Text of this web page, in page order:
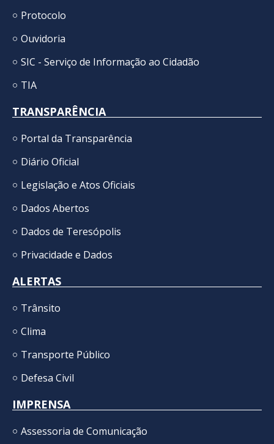
Protocolo
Ouvidoria
SIC - Serviço de Informação ao Cidadão
TIA
TRANSPARÊNCIA
Portal da Transparência
Diário Oficial
Legislação e Atos Oficiais
Dados Abertos
Dados de Teresópolis
Privacidade e Dados
ALERTAS
Trânsito
Clima
Transporte Público
Defesa Civil
IMPRENSA
Assessoria de Comunicação